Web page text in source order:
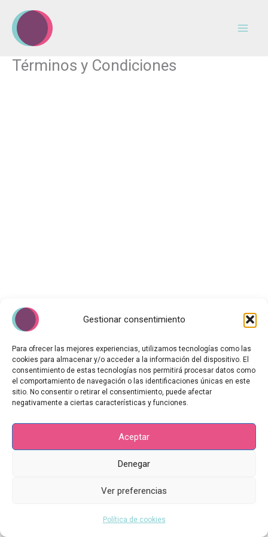
Gestionar consentimiento
Para ofrecer las mejores experiencias, utilizamos tecnologías como las
cookies para almacenar y/o acceder a la información del dispositivo. El
consentimiento de estas tecnologías nos permitirá procesar datos como
el comportamiento de navegación o las identificaciones únicas en este
sitio. No consentir o retirar el consentimiento, puede afectar
negativamente a ciertas características y funciones.
Aceptar
Denegar
Ver preferencias
Política de cookies
contenido
Términos y Condiciones
Copyright © 2026 | Yo Soy Sanando
Aviso Legal
Política de Cookies